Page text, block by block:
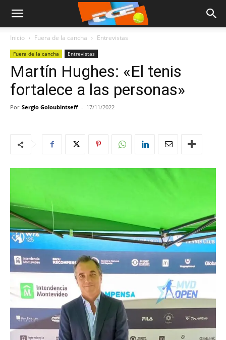
Inicio Fuera de la cancha Entrevistas
Fuera de la cancha Entrevistas
Martín Hughes: «El tenis
fortalece a las personas»
Por Sergio Goloubintseff - 17/11/2022